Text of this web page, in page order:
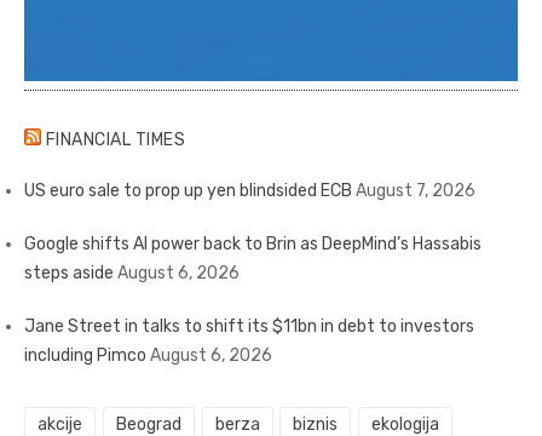
FINANCIAL TIMES
US euro sale to prop up yen blindsided ECB August 7, 2026
Google shifts AI power back to Brin as DeepMind’s Hassabis
steps aside August 6, 2026
Jane Street in talks to shift its $11bn in debt to investors
including Pimco August 6, 2026
akcije Beograd berza biznis ekologija